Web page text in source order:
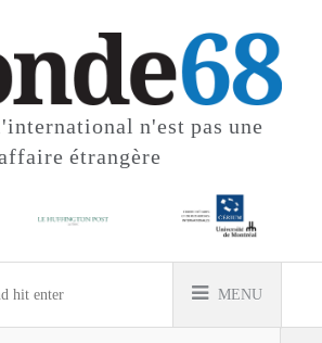
n'est pas une
étrangère
MENU